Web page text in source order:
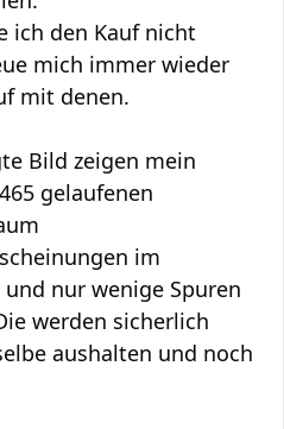
ich den Kauf nicht
mich immer wieder
mit denen.
Bild zeigen mein
gelaufenen
im
nur wenige Spuren
werden sicherlich
aushalten und noch